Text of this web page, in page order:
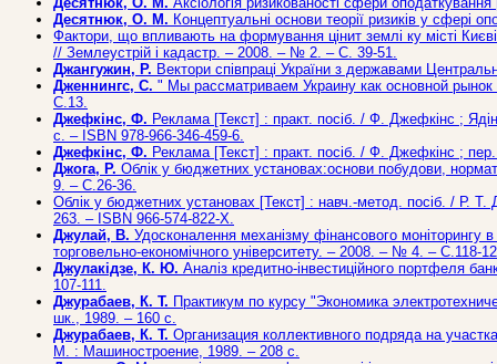
Десятнюк, О. М. Концептуальні основи теорії ризиків у
Фактори, що впливають на формування цінит землі ку місті
// Землеустрій і кадастр. – 2008. – № 2. – С. 39-51.
Джангужин, Р. Вектори співпраці України з державами
Дженнингс, С. " Мы рассматриваем Украину как основной
С.13.
Джефкінс, Ф. Реклама [Текст] : практ. посіб. / Ф. Джефкінс ;
с. – ISBN 978-966-346-459-6.
Джефкінс, Ф. Реклама [Текст] : практ. посіб. / Ф. Джефкінс ;
Джога, Р. Облік у бюджетних установах:основи побудови,
9. – С.26-36.
Облік у бюджетних установах [Текст] : навч.-метод. посіб. / Р.
263. – ISBN 966-574-822-Х.
Джулай, В. Удосконалення механізму фінансового моніторингу
торговельно-економічного університету. – 2008. – № 4. – С.118-
Джулакідзе, К. Ю. Аналіз кредитно-інвестиційного портфеля
107-111.
Джурабаев, К. Т. Практикум по курсу "Экономика
шк., 1989. – 160 с.
Джурабаев, К. Т. Организация коллективного подряда на
М. : Машиностроение, 1989. – 208 с.